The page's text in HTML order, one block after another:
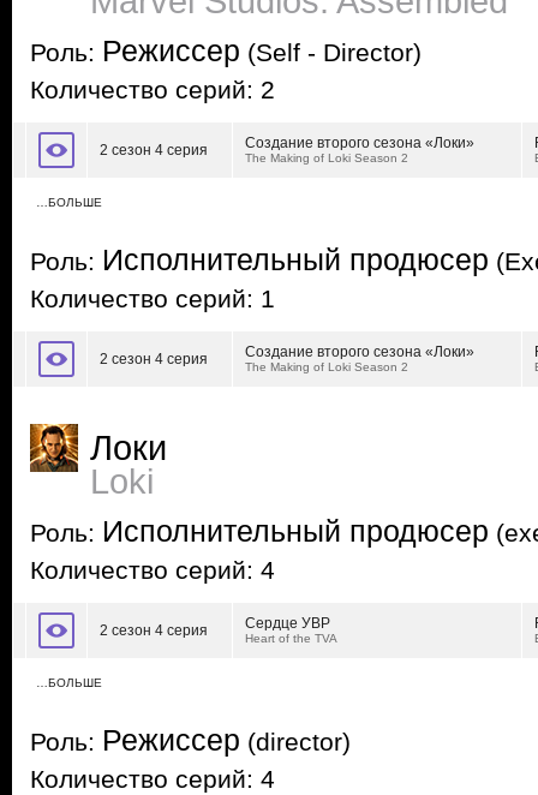
Роль: Режиссер (Self - Director)
Количество серий: 2
2 сезон 4 серия Создание второго сезона «Локи»
The Making of Loki Season 2
…БОЛЬШЕ
Роль: Исполнительный продюсер
Количество серий: 1
2 сезон 4 серия Создание второго сезона «Локи»
The Making of Loki Season 2
Локи
Loki
Роль: Исполнительный продюсер
Количество серий: 4
2 сезон 4 серия Сердце УВР
Heart of the TVA
…БОЛЬШЕ
Роль: Режиссер (director)
Количество серий: 4